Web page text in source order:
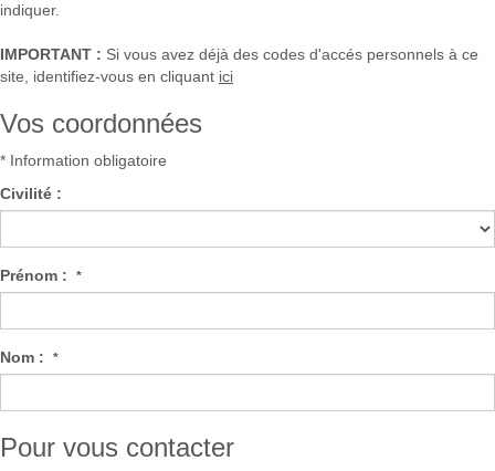
indiquer.
IMPORTANT : Si vous avez déjà des codes d'accés personnels à ce
site, identifiez-vous en cliquant ici
Vos coordonnées
* Information obligatoire
Civilité :
Prénom : *
Nom : *
Pour vous contacter